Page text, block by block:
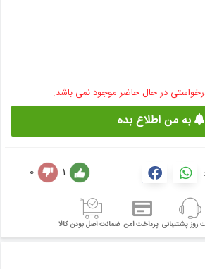
درخواستی در حال حاضر موجود نمی باشد.
به من اطلاع بده
1
0
روز پشتیبانی پرداخت امن ضمانت اصل بودن کالا